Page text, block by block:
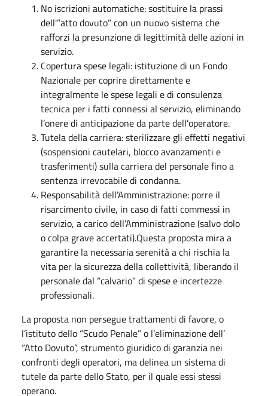
No iscrizioni automatiche: sostituire la prassi
dell'”atto dovuto” con un nuovo sistema che
rafforzi la presunzione di legittimità delle azioni in
servizio.
Copertura spese legali: istituzione di un Fondo
Nazionale per coprire direttamente e
integralmente le spese legali e di consulenza
tecnica per i fatti connessi al servizio, eliminando
l’onere di anticipazione da parte dell’operatore.
Tutela della carriera: sterilizzare gli effetti negativi
(sospensioni cautelari, blocco avanzamenti e
trasferimenti) sulla carriera del personale fino a
sentenza irrevocabile di condanna.
Responsabilità dell’Amministrazione: porre il
risarcimento civile, in caso di fatti commessi in
servizio, a carico dell’Amministrazione (salvo dolo
o colpa grave accertati).Questa proposta mira a
garantire la necessaria serenità a chi rischia la
vita per la sicurezza della collettività, liberando il
personale dal “calvario” di spese e incertezze
professionali.
La proposta non persegue trattamenti di favore, o
l’istituto dello “Scudo Penale” o l’eliminazione dell’
“Atto Dovuto”, strumento giuridico di garanzia nei
confronti degli operatori, ma delinea un sistema di
tutele da parte dello Stato, per il quale essi stessi
operano.